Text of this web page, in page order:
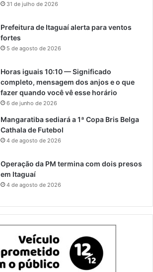
31 de julho de 2026
Prefeitura de Itaguaí alerta para ventos
fortes
5 de agosto de 2026
Horas iguais 10:10 — Significado
completo, mensagem dos anjos e o que
fazer quando você vê esse horário
6 de junho de 2026
Mangaratiba sediará a 1ª Copa Bris Belga
Cathala de Futebol
4 de agosto de 2026
Operação da PM termina com dois presos
em Itaguaí
4 de agosto de 2026